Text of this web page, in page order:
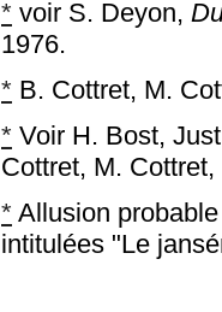
* voir S. Deyon,
1976.
* B. Cottret, M.
* Voir H. Bost,
Cottret, M.
* Allusion
intitulées "Le